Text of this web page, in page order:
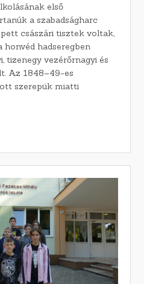
első
a szabadságharc
császári tisztek voltak,
honvéd hadseregben
tizenegy vezérőrnagyi és
Az 1848–49-es
szerepük miatti